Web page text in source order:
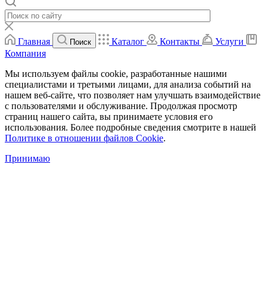
Главная Поиск Каталог Контакты
Услуги
Компания
Мы используем файлы cookie, разработанные нашими
специалистами и третьими лицами, для анализа событий на
нашем веб-сайте, что позволяет нам улучшать взаимодействие
с пользователями и обслуживание. Продолжая просмотр
страниц нашего сайта, вы принимаете условия его
использования. Более подробные сведения смотрите в нашей
Политике в отношении файлов Cookie.
Принимаю